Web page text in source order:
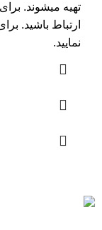
تهیه میشوند.
ارتباط باشید.
نمایید.